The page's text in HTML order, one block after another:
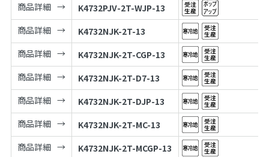
商品詳細
K4732PJV-2T-WJP-13
商品詳細
K4732NJK-2T-13
商品詳細
K4732NJK-2T-CGP-13
商品詳細
K4732NJK-2T-D7-13
商品詳細
K4732NJK-2T-DJP-13
商品詳細
K4732NJK-2T-MC-13
商品詳細
K4732NJK-2T-MCGP-13